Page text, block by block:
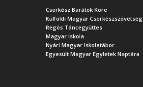
Cserkész Barátok Köre
Külföldi Magyar Cserkészszövetség
Regös Táncegyüttes
Magyar Iskola
Nyári Magyar Iskolatábor
Egyesült Magyar Egyletek Naptára